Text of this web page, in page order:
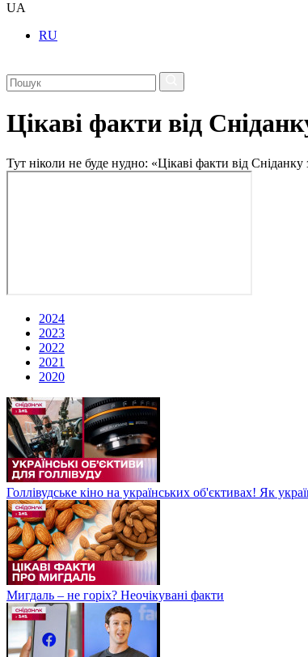
UA
RU
Цікаві факти від
Тут ніколи не буде нудно: «Цікаві факти від
2024
2023
2022
2021
2020
Голлівудське кіно на українських об'єктивах! Як
Мигдаль – не горіх? Неочікувані факти